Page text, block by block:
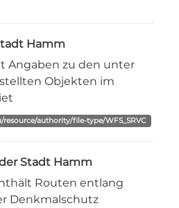
Hamm
Angaben zu den unter
Objekten im
authority/file-type/WFS_SRVC
Stadt Hamm
Routen entlang
Denkmalschutz